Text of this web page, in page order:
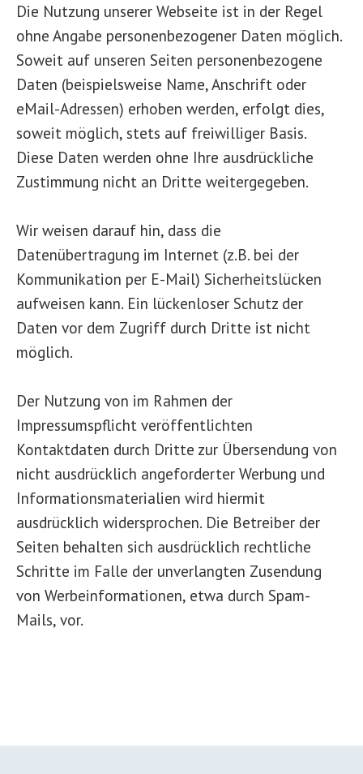
Die Nutzung unserer Webseite ist in der Regel
ohne Angabe personenbezogener Daten möglich.
Soweit auf unseren Seiten personenbezogene
Daten (beispielsweise Name, Anschrift oder
eMail-Adressen) erhoben werden, erfolgt dies,
soweit möglich, stets auf freiwilliger Basis.
Diese Daten werden ohne Ihre ausdrückliche
Zustimmung nicht an Dritte weitergegeben.
Wir weisen darauf hin, dass die
Datenübertragung im Internet (z.B. bei der
Kommunikation per E-Mail) Sicherheitslücken
aufweisen kann. Ein lückenloser Schutz der
Daten vor dem Zugriff durch Dritte ist nicht
möglich.
Der Nutzung von im Rahmen der
Impressumspflicht veröffentlichten
Kontaktdaten durch Dritte zur Übersendung von
nicht ausdrücklich angeforderter Werbung und
Informationsmaterialien wird hiermit
ausdrücklich widersprochen. Die Betreiber der
Seiten behalten sich ausdrücklich rechtliche
Schritte im Falle der unverlangten Zusendung
von Werbeinformationen, etwa durch Spam-
Mails, vor.